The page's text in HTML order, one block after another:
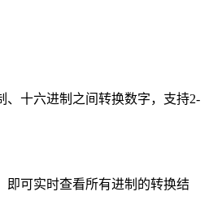
、十六进制之间转换数字，支持2-
即可实时查看所有进制的转换结